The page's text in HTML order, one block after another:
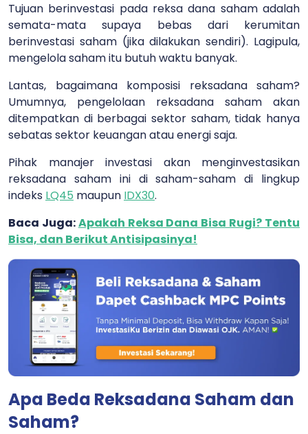
Tujuan berinvestasi pada reksa dana saham adalah
semata-mata supaya bebas dari kerumitan
berinvestasi saham (jika dilakukan sendiri). Lagipula,
mengelola saham itu butuh waktu banyak.
Lantas, bagaimana komposisi reksadana saham?
Umumnya, pengelolaan reksadana saham akan
ditempatkan di berbagai sektor saham, tidak hanya
sebatas sektor keuangan atau energi saja.
Pihak manajer investasi akan menginvestasikan
reksadana saham ini di saham-saham di lingkup
indeks LQ45 maupun IDX30.
Baca Juga:Apakah Reksa Dana Bisa Rugi? Tentu
Bisa, dan Berikut Antisipasinya!
Apa Beda Reksadana Saham dan
Saham?